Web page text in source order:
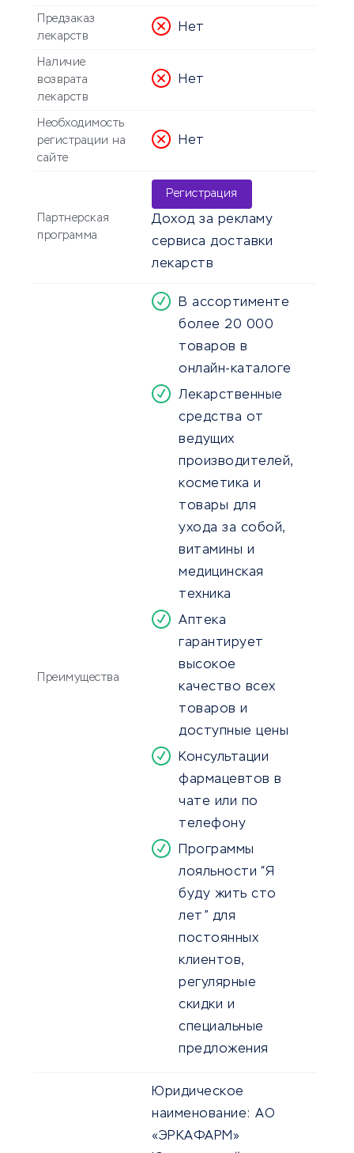
Предзаказ
лекарств
Нет
Наличие
возврата
лекарств
Нет
Необходимость
регистрации на
сайте
Нет
Партнерская
программа
Регистрация
Доход за рекламу
сервиса доставки
лекарств
Преимущества
В ассортименте
более 20 000
товаров в
онлайн-каталоге
Лекарственные
средства от
ведущих
производителей,
косметика и
товары для
ухода за собой,
витамины и
медицинская
техника
Аптека
гарантирует
высокое
качество всех
товаров и
доступные цены
Консультации
фармацевтов в
чате или по
телефону
Программы
лояльности “Я
буду жить сто
лет” для
постоянных
клиентов,
регулярные
скидки и
специальные
предложения
Юридическое
наименование: АО
«ЭРКАФАРМ»